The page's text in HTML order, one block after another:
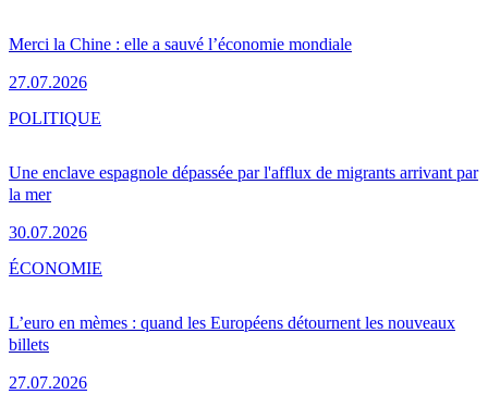
Merci la Chine : elle a sauvé l’économie mondiale
27.07.2026
Une enclave espagnole dépassée par l'afflux de migrants arrivant par
la mer
30.07.2026
POLITIQUE
L’euro en mèmes : quand les Européens détournent les nouveaux
billets
27.07.2026
ÉCONOMIE